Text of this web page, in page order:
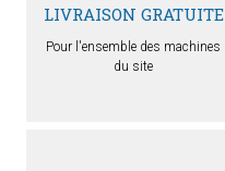
LIVRAISON GRATUITE
Pour l'ensemble des machines
du site